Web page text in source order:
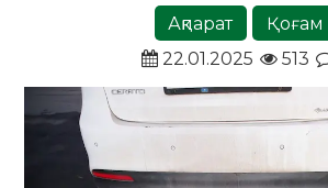
Ақпарат
Қоғам
22.01.2025
513